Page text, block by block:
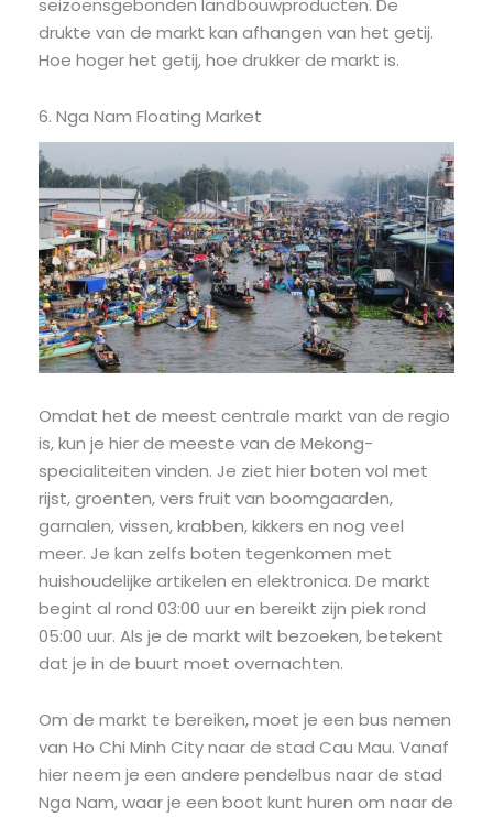
seizoensgebonden landbouwproducten. De
drukte van de markt kan afhangen van het getij.
Hoe hoger het getij, hoe drukker de markt is.
6. Nga Nam Floating Market
Omdat het de meest centrale markt van de regio
is, kun je hier de meeste van de Mekong-
specialiteiten vinden. Je ziet hier boten vol met
rijst, groenten, vers fruit van boomgaarden,
garnalen, vissen, krabben, kikkers en nog veel
meer. Je kan zelfs boten tegenkomen met
huishoudelijke artikelen en elektronica. De markt
begint al rond 03:00 uur en bereikt zijn piek rond
05:00 uur. Als je de markt wilt bezoeken, betekent
dat je in de buurt moet overnachten.
Om de markt te bereiken, moet je een bus nemen
van Ho Chi Minh City naar de stad Cau Mau. Vanaf
hier neem je een andere pendelbus naar de stad
Nga Nam, waar je een boot kunt huren om naar de